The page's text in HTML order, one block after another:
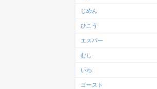
じめん
ひこう
エスパー
むし
いわ
ゴースト